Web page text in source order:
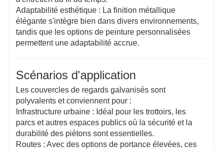
Adaptabilité esthétique : La finition métallique
élégante s'intègre bien dans divers environnements,
tandis que les options de peinture personnalisées
permettent une adaptabilité accrue.
Scénarios d'application
Les couvercles de regards galvanisés sont
polyvalents et conviennent pour :
Infrastructure urbaine : Idéal pour les trottoirs, les
parcs et autres espaces publics où la sécurité et la
durabilité des piétons sont essentielles.
Routes : Avec des options de portance élevées, ces